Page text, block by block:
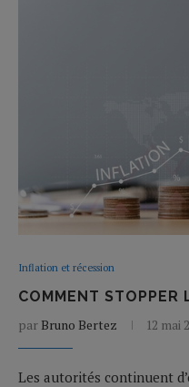
Inflation et récession
COMMENT STOPPER
par Bruno Bertez 12 mai
Les autorités continuent